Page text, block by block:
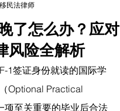
了怎么办？应对
风险全解析
民法律师
1签证身份就读的国际学
Optional Practical
项至关重要的毕业后合法